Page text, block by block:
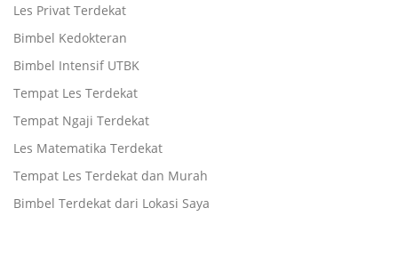
Les Privat Terdekat
Bimbel Kedokteran
Bimbel Intensif UTBK
Tempat Les Terdekat
Tempat Ngaji Terdekat
Les Matematika Terdekat
Tempat Les Terdekat dan Murah
Bimbel Terdekat dari Lokasi Saya